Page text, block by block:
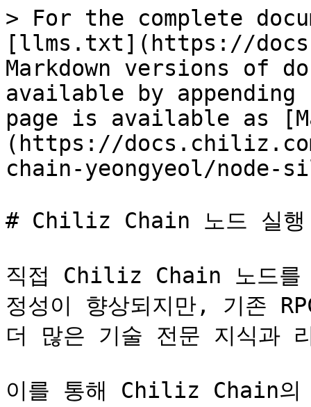
> For the complete
[llms.txt](https://
Markdown versions of
available by
page is available as
(https://
chain-yeongyeol/node-
# Chiliz Chain 노드 실행
직접 Chiliz Chain 노드를
정성이 향상되지만, 기존
더 많은 기술 전문 지식과
이를 통해 Chiliz Chain의